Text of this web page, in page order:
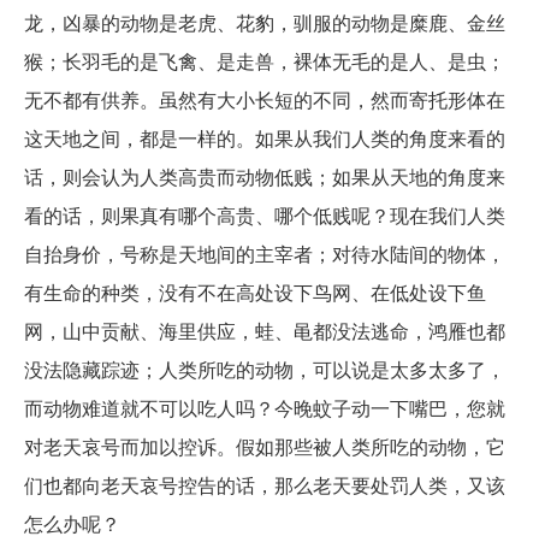
龙，凶暴的动物是老虎、花豹，驯服的动物是糜鹿、金丝
猴；长羽毛的是飞禽、是走兽，裸体无毛的是人、是虫；
无不都有供养。虽然有大小长短的不同，然而寄托形体在
这天地之间，都是一样的。如果从我们人类的角度来看的
话，则会认为人类高贵而动物低贱；如果从天地的角度来
看的话，则果真有哪个高贵、哪个低贱呢？现在我们人类
自抬身价，号称是天地间的主宰者；对待水陆间的物体，
有生命的种类，没有不在高处设下鸟网、在低处设下鱼
网，山中贡献、海里供应，蛙、黾都没法逃命，鸿雁也都
没法隐藏踪迹；人类所吃的动物，可以说是太多太多了，
而动物难道就不可以吃人吗？今晚蚊子动一下嘴巴，您就
对老天哀号而加以控诉。假如那些被人类所吃的动物，它
们也都向老天哀号控告的话，那么老天要处罚人类，又该
怎么办呢？